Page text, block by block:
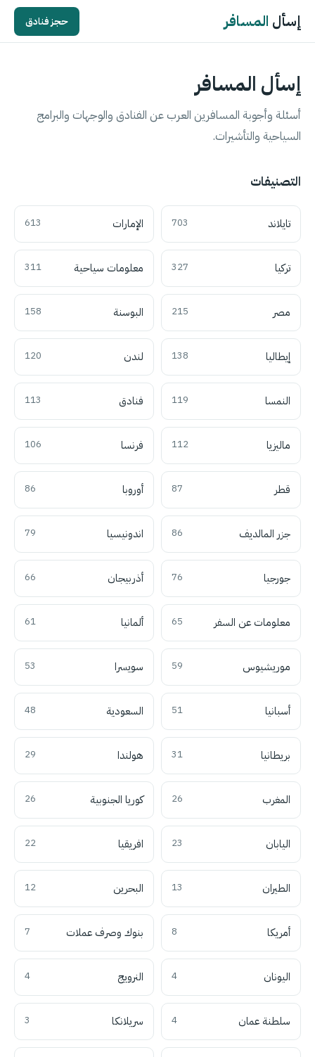
إسأل المسافر حجز فنادق
إسأل المسافر
أسئلة وأجوبة المسافرين العرب عن الفنادق والوجهات والبرامج
السياحية والتأشيرات.
التصنيفات
تايلاند 703 الإمارات 613
تركيا 327 معلومات سياحية 311
مصر 215 البوسنة 158
إيطاليا 138 لندن 120
النمسا 119 فنادق 113
ماليزيا 112 فرنسا 106
قطر 87 أوروبا 86
جزر المالديف 86 اندونيسيا 79
جورجيا 76 أذربيجان 66
معلومات عن السفر 65 ألمانيا 61
موريشيوس 59 سويسرا 53
أسبانيا 51 السعودية 48
بريطانيا 31 هولندا 29
المغرب 26 كوريا الجنوبية 26
اليابان 23 افريقيا 22
الطيران 13 البحرين 12
أمريكا 8 بنوك وصرف عملات 7
اليونان 4 النرويج 4
سلطنة عمان 4 سريلانكا 3